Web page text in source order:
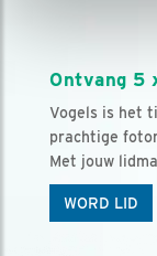
Ontvang 5
Vogels is het
prachtige
Met jouw
WORD LID